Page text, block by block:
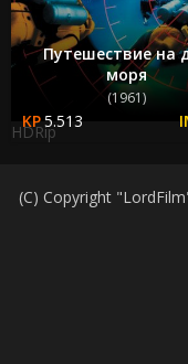
Путешествие на
моря
(1961)
5.513
HDRip
(C) Copyright